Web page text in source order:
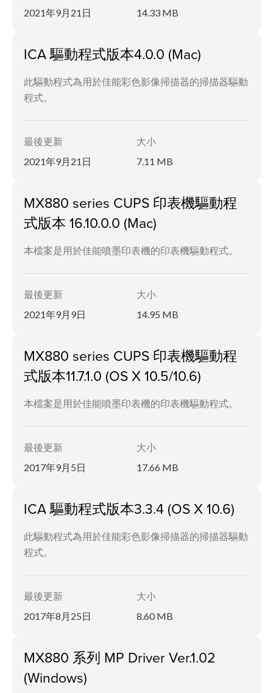
2021年9月21日
14.33 MB
ICA 驅動程式版本4.0.0 (Mac)
此驅動程式為用於佳能彩色影像掃描器的掃描器驅動
程式。
最後更新
2021年9月21日
大小
7.11 MB
MX880 series CUPS 印表機驅動程
式版本 16.10.0.0 (Mac)
本檔案是用於佳能噴墨印表機的印表機驅動程式。
最後更新
2021年9月9日
大小
14.95 MB
MX880 series CUPS 印表機驅動程
式版本11.7.1.0 (OS X 10.5/10.6)
本檔案是用於佳能噴墨印表機的印表機驅動程式。
最後更新
2017年9月5日
大小
17.66 MB
ICA 驅動程式版本3.3.4 (OS X 10.6)
此驅動程式為用於佳能彩色影像掃描器的掃描器驅動
程式。
最後更新
2017年8月25日
大小
8.60 MB
MX880 系列 MP Driver Ver.1.02
(Windows)